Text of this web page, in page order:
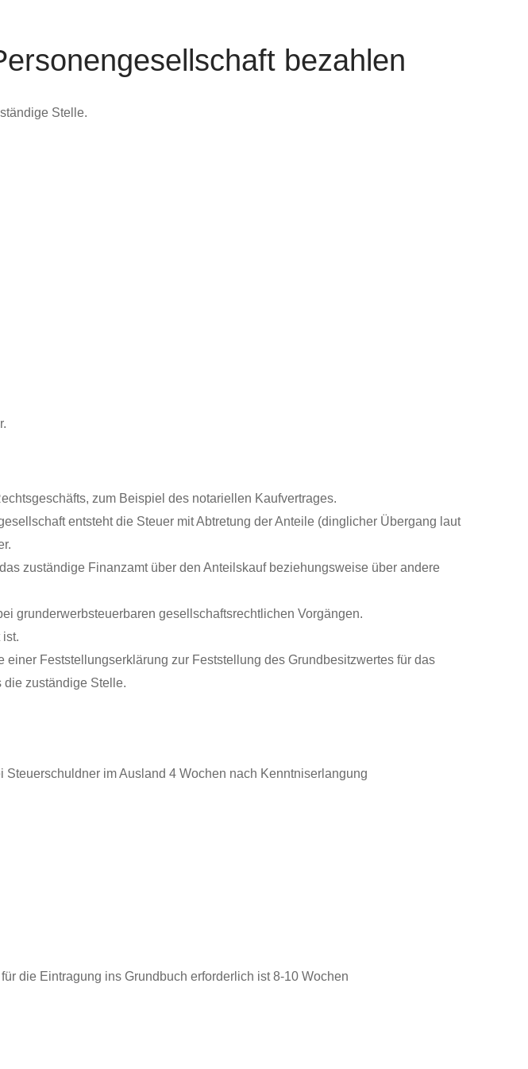
bezahlen
Stelle.
zum Beispiel des notariellen Kaufvertrages.
entsteht die Steuer mit Abtretung der Anteile (dinglicher Übergang laut
zuständige Finanzamt über den Anteilskauf beziehungsweise über andere
grunderwerbsteuerbaren gesellschaftsrechtlichen Vorgängen.
Feststellungserklärung zur Feststellung des Grundbesitzwertes für das
die zuständige Stelle.
im Ausland 4 Wochen nach Kenntniserlangung
die Eintragung ins Grundbuch erforderlich ist 8-10 Wochen